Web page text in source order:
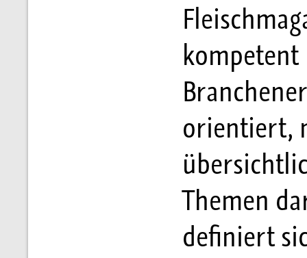
orientiert,
Themen
definiert